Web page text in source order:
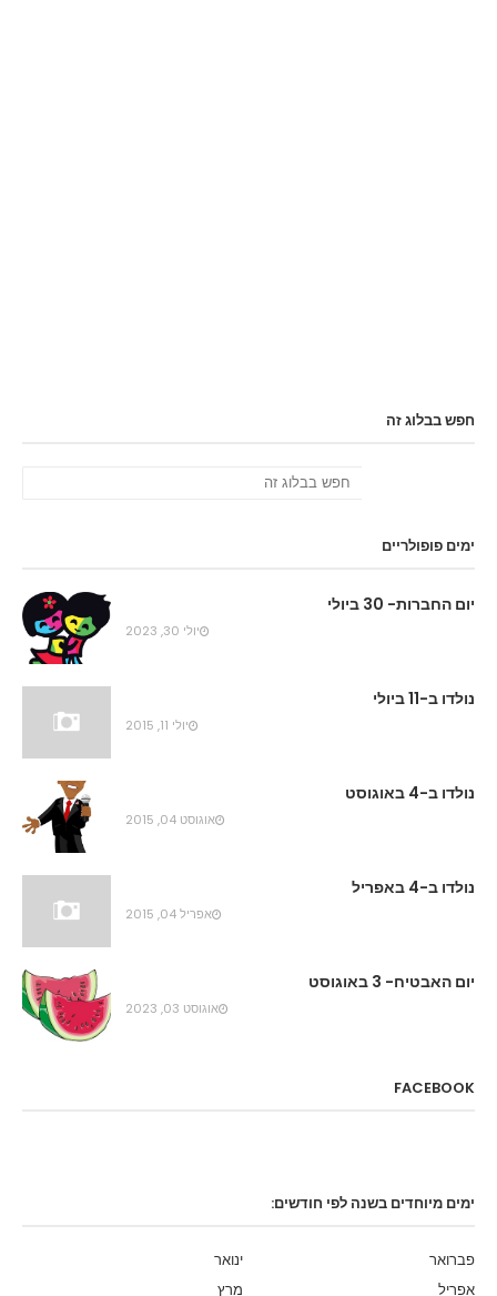
חפש בבלוג זה
ימים פופולריים
יום החברות- 30 ביולי
יולי 30, 2023
נולדו ב-11 ביולי
יולי 11, 2015
נולדו ב-4 באוגוסט
אוגוסט 04, 2015
נולדו ב-4 באפריל
אפריל 04, 2015
יום האבטיח- 3 באוגוסט
אוגוסט 03, 2023
FACEBOOK
ימים מיוחדים בשנה לפי חודשים:
ינואר
פברואר
מרץ
אפריל